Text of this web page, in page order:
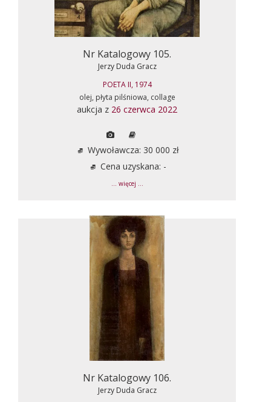
Nr Katalogowy 105.
Jerzy Duda Gracz
POETA II, 1974
olej, płyta pilśniowa, collage
aukcja z 26 czerwca 2022
Wywoławcza: 30 000 zł
Cena uzyskana: -
... więcej ...
Nr Katalogowy 106.
Jerzy Duda Gracz